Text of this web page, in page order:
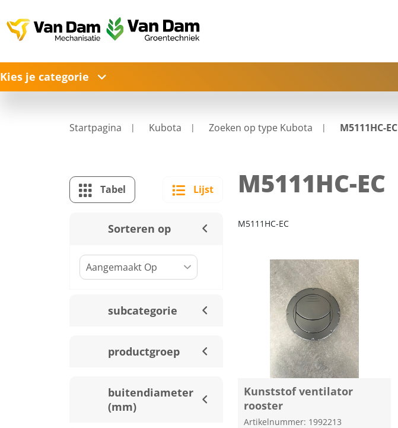
Kies je categorie
Startpagina Kubota Zoeken op type Kubota M5111HC-EC
Tabel Lijst
Sorteren op
subcategorie
productgroep
buitendiameter
(mm)
M5111HC-EC
M5111HC-EC
Kunststof ventilator
rooster
Artikelnummer: 1992213